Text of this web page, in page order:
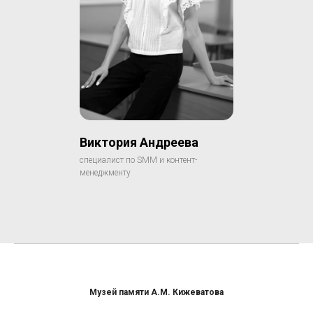
Виктория Андреева
специалист по SMM и контент-
менеджменту
Музей памяти А.М. Кижеватова